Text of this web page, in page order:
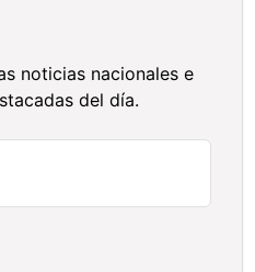
noticias nacionales e
del día.